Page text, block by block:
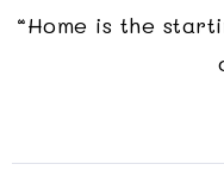
“Home is the